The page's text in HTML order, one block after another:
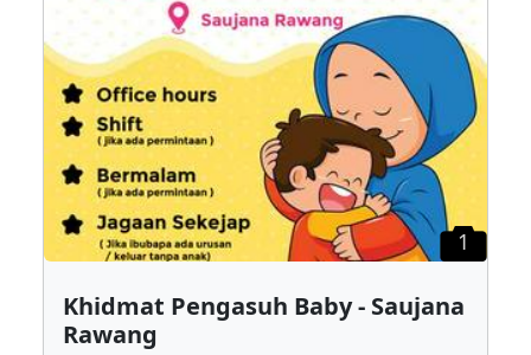
1
Khidmat Pengasuh Baby - Saujana
Rawang